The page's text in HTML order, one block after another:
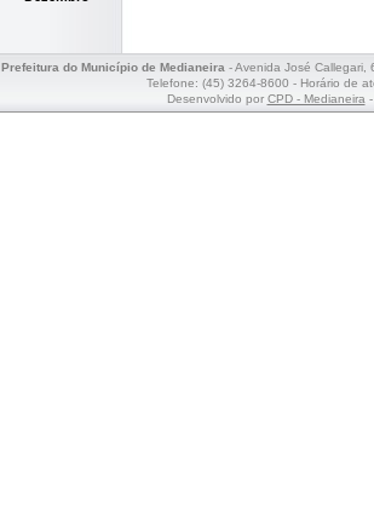
Prefeitura do Município de Medianeira- Avenida José Callegari,
Telefone: (45) 3264-8600 - Horário de
Desenvolvido por CPD - Medianeira-